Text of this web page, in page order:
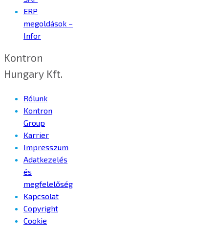
ERP
megoldások –
Infor
Kontron
Hungary Kft.
Rólunk
Kontron
Group
Karrier
Impresszum
Adatkezelés
és
megfelelőség
Kapcsolat
Copyright
Cookie